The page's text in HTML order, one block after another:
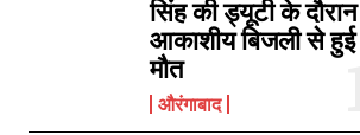
सिंह की ड्यूटी के दौरान
आकाशीय बिजली से हुई
मौत
औरंगाबाद